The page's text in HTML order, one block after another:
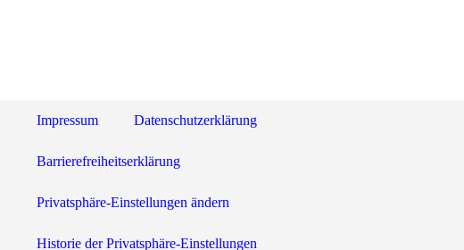
Impressum Datenschutzerklärung
Barrierefreiheitserklärung
Privatsphäre-Einstellungen ändern
Historie der Privatsphäre-Einstellungen